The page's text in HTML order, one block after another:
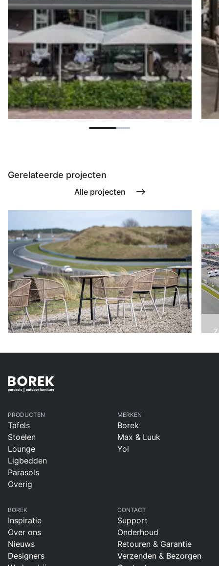
Gerelateerde projecten
Alle projecten
Zandvoort
s Lounge
Circuit
rt
PRODUCTEN
Tafels
Stoelen
Lounge
Ligbedden
Parasols
Overig
MERKEN
Borek
Max & Luuk
Yoi
BOREK
Inspiratie
Over ons
Nieuws
Designers
CONTACT
Support
Onderhoud
Retouren & Garantie
Verzenden & Bezorgen